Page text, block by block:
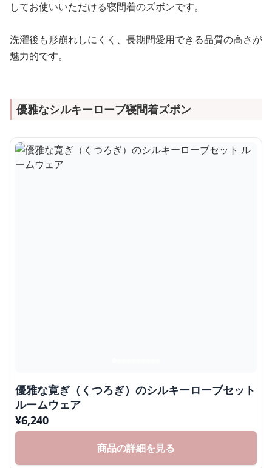
してお使いいただける寝間着のズボンです。
洗濯後も形崩れしにくく、長期間愛用できる品質の高さが
魅力的です。
優雅なシルキーローブ寝間着ズボン
優雅な寛ぎ（くつろぎ）のシルキーローブセット
ルームウェア
¥6,240
商品の詳細を見る